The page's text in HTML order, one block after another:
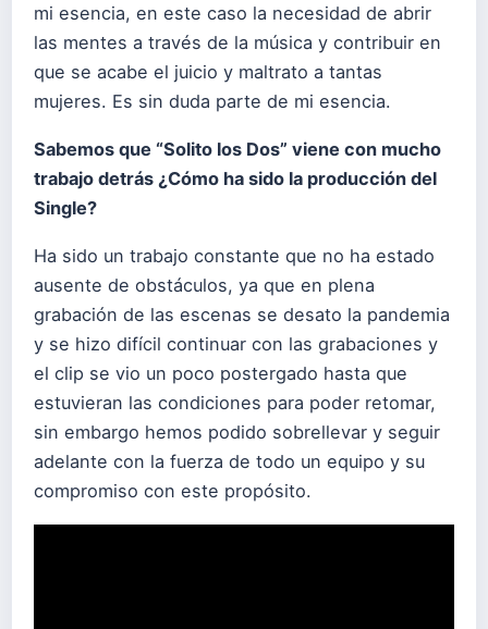
mi esencia, en este caso la necesidad de abrir
las mentes a través de la música y contribuir en
que se acabe el juicio y maltrato a tantas
mujeres. Es sin duda parte de mi esencia.
Sabemos que “Solito los Dos” viene con mucho
trabajo detrás ¿Cómo ha sido la producción del
Single?
Ha sido un trabajo constante que no ha estado
ausente de obstáculos, ya que en plena
grabación de las escenas se desato la pandemia
y se hizo difícil continuar con las grabaciones y
el clip se vio un poco postergado hasta que
estuvieran las condiciones para poder retomar,
sin embargo hemos podido sobrellevar y seguir
adelante con la fuerza de todo un equipo y su
compromiso con este propósito.